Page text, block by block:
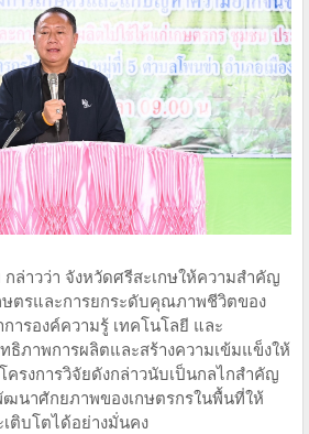
ล่าวว่า จังหวัดศรีสะเกษให้ความสำคัญ
ตรและการยกระดับคุณภาพชีวิตของ
ารองค์ความรู้ เทคโนโลยี และ
ธิภาพการผลิตและสร้างความเข้มแข็งให้
ครงการวิจัยดังกล่าวนับเป็นกลไกสำคัญ
ฒนาศักยภาพของเกษตรกรในพื้นที่ให้
ติบโตได้อย่างมั่นคง